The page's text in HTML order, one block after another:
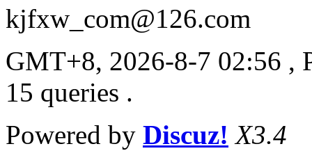
kjfxw_com@126.com
GMT+8, 2026-8-7 02:56 ,
15 queries .
Powered by Discuz! X3.4